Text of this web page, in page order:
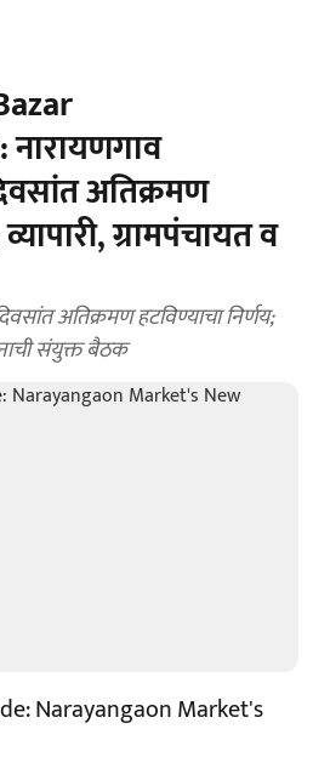
अतिक्रमण
ग्रामपंचायत व
अतिक्रमण हटविण्याचा निर्णय;
संयुक्त बैठक
Narayangaon Market's